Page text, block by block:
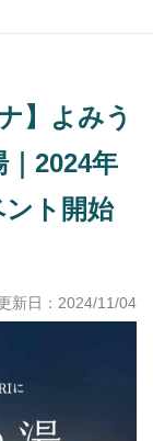
】よみう
2024年
ト開始
新日： 2024/11/04